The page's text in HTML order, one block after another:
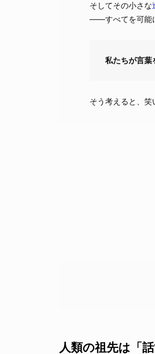
そしてその小さな
——すべてを可能
私たちが言葉
そう考えると、笑
人類の祖先は「